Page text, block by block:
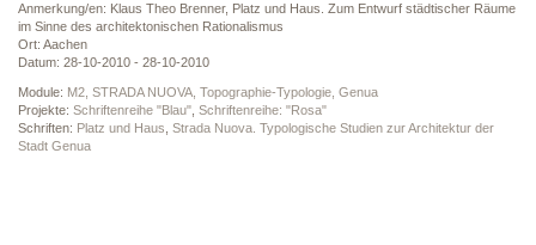
Anmerkung/en: Klaus Theo Brenner, Platz und Haus. Zum Entwurf städtischer Räume
im Sinne des architektonischen Rationalismus
Ort: Aachen
Datum: 28-10-2010 - 28-10-2010
Module: M2, STRADA NUOVA, Topographie-Typologie, Genua
Projekte: Schriftenreihe "Blau" Schriftenreihe: "Rosa"
Schriften: Platz und Haus Strada Nuova. Typologische Studien zur Architektur der
Stadt Genua